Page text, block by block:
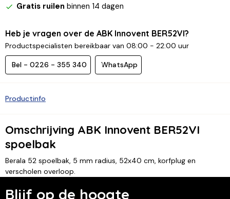
Gratis ruilen binnen 14 dagen
Heb je vragen over de ABK Innovent BER52VI?
Productspecialisten bereikbaar van 08:00 - 22:00 uur
Bel - 0226 - 355 340 WhatsApp
Productinfo
Omschrijving ABK Innovent BER52VI
spoelbak
Berala 52 spoelbak, 5 mm radius, 52x40 cm, korfplug en
verscholen overloop.
Blijf op de hoogte